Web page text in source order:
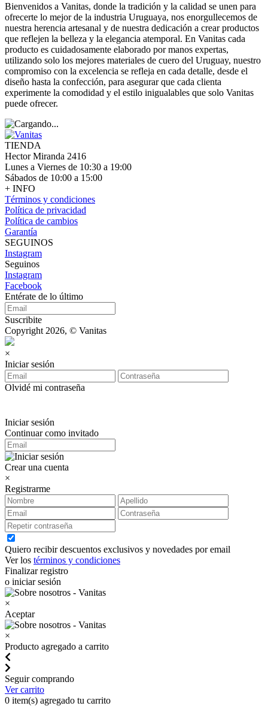
Bienvenidos a Vanitas, donde la tradición y la calidad se unen para
ofrecerte lo mejor de la industria Uruguaya, nos enorgullecemos de
nuestra herencia artesanal y de nuestra dedicación a crear productos
que reflejen la belleza y la elegancia atemporal. En Vanitas cada
producto es cuidadosamente elaborado por manos expertas,
utilizando solo los mejores materiales de cuero del Uruguay, nuestro
compromiso con la excelencia se refleja en cada detalle, desde el
diseño hasta la confección, para asegurar que cada clienta
experimente la comodidad y el estilo inigualables que solo Vanitas
puede ofrecer.
TIENDA
Hector Miranda 2416
Lunes a Viernes de 10:30 a 19:00
Sábados de 10:00 a 15:00
+ INFO
Términos y condiciones
Política de privacidad
Política de cambios
Garantía
SEGUINOS
Instagram
Seguinos
Instagram
Facebook
Entérate de lo último
Suscribite
Copyright 2026, © Vanitas
×
Iniciar sesión
Olvidé mi contraseña
Iniciar sesión
Continuar como invitado
Crear una cuenta
×
Registrarme
Quiero recibir descuentos exclusivos y novedades por email
Ver los términos y condiciones
Finalizar registro
o iniciar sesión
×
Aceptar
×
Producto agregado a carrito
Seguir comprando
Ver carrito
0 item(s) agregado tu carrito